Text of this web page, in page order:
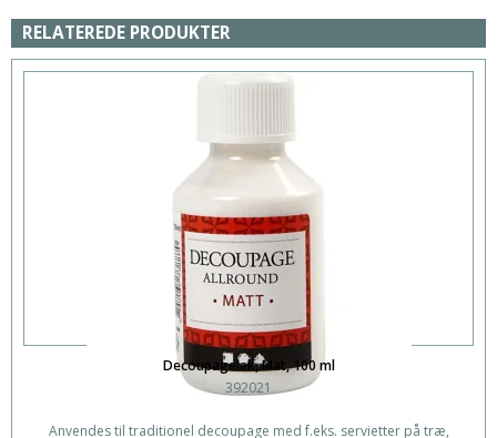
RELATEREDE PRODUKTER
Decoupagelak, Mat, 100 ml
392021
Anvendes til traditionel decoupage med f.eks. servietter på træ,